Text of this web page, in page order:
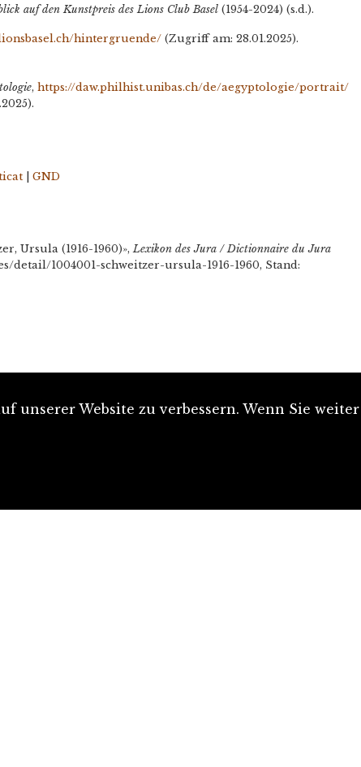
auf den Kunstpreis des Lions Club Basel(1954-2024) (s.d.).
hintergruende/ (Zugriff am: 28.01.2025).
,https://daw.philhist.unibas.ch/de/aegyptologie/portrait/
|GND
Ursula (1916-1960)»,Lexikon des Jura / Dictionnaire du Jura
detail/1004001-schweitzer-ursula-1916-1960, Stand:
unserer Website zu verbessern. Wenn Sie